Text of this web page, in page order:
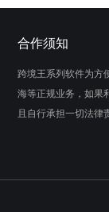
合作须知
跨境王系列软件为方
海等正规业务，如果
且自行承担一切法律